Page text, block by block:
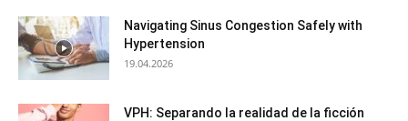
Navigating Sinus Congestion Safely with
Hypertension
19.04.2026
VPH: Separando la realidad de la ficción